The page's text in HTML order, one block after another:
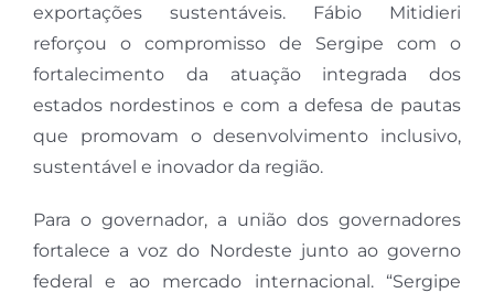
exportações sustentáveis. Fábio Mitidieri
reforçou o compromisso de Sergipe com o
fortalecimento da atuação integrada dos
estados nordestinos e com a defesa de pautas
que promovam o desenvolvimento inclusivo,
sustentável e inovador da região.
Para o governador, a união dos governadores
fortalece a voz do Nordeste junto ao governo
federal e ao mercado internacional. “Sergipe